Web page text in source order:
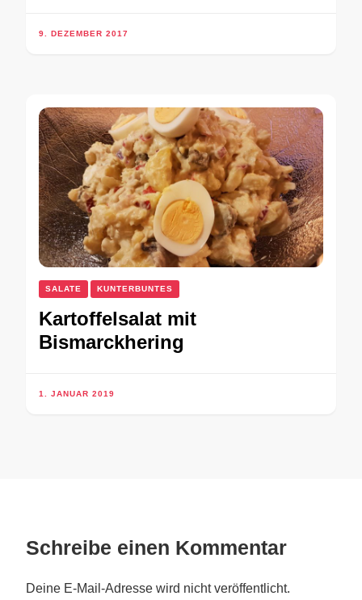
9. DEZEMBER 2017
SALATE KUNTERBUNTES
Kartoffelsalat mit
Bismarckhering
1. JANUAR 2019
Schreibe einen Kommentar
Deine E-Mail-Adresse wird nicht veröffentlicht.